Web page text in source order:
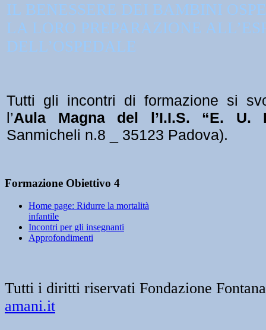
IL BENESSERE DEI BAMBINI
LA LORO PREPARAZIONE
DELL’OSPEDALE
Tutti gli incontri di formazione si
l’Aula Magna del l’I.I.S. “E. U.
Sanmicheli n.8 _ 35123 Padova).
Formazione Obiettivo 4
Home page: Ridurre la mortalità
infantile
Incontri per gli insegnanti
Approfondimenti
Tutti i diritti riservati Fondazione
amani.it